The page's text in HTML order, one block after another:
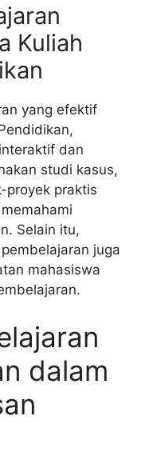
Kuliah
yang efektif
dan
studi kasus,
proyek praktis
Selain itu,
juga
mahasiswa
dalam